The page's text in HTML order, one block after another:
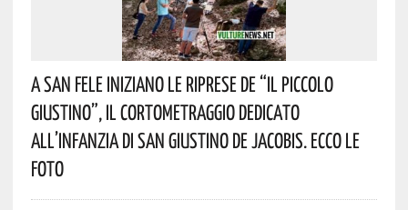
A San Fele Iniziano Le Riprese De “Il Piccolo
Giustino”, Il Cortometraggio Dedicato
All’infanzia Di San Giustino De Jacobis. Ecco Le
Foto